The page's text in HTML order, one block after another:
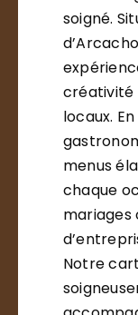
soigné.
créativité
locaux.
menus
chaque
mariages
Notre